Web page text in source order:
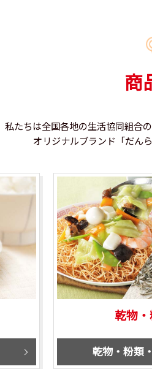
商
私たちは全国各地の生活協同組合
オリジナルブランド「だん
乾物
乾物・粉類